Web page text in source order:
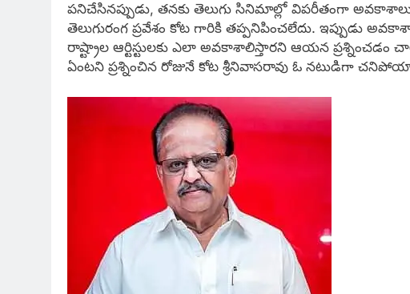
పనిచేసినప్పుడు, తనకు తెలుగు సినిమాల్లో విపరీతంగా
తెలుగురంగ ప్రవేశం కోట గారికి తప్పనిపించలేదు. ఇప్పుడు
రాష్ట్రాల ఆర్టిస్టులకు ఎలా అవకాశాలిస్తారని ఆయన
ఏంటని ప్రశ్నించిన రోజునే కోట శ్రీనివాసరావు ఓ నటుడిగా